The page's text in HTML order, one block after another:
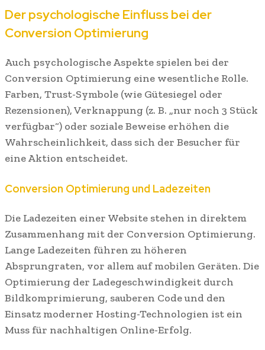
Der psychologische Einfluss bei der
Conversion Optimierung
Auch psychologische Aspekte spielen bei der
Conversion Optimierung eine wesentliche Rolle.
Farben, Trust-Symbole (wie Gütesiegel oder
Rezensionen), Verknappung (z. B. „nur noch 3 Stück
verfügbar“) oder soziale Beweise erhöhen die
Wahrscheinlichkeit, dass sich der Besucher für
eine Aktion entscheidet.
Conversion Optimierung und Ladezeiten
Die Ladezeiten einer Website stehen in direktem
Zusammenhang mit der Conversion Optimierung.
Lange Ladezeiten führen zu höheren
Absprungraten, vor allem auf mobilen Geräten. Die
Optimierung der Ladegeschwindigkeit durch
Bildkomprimierung, sauberen Code und den
Einsatz moderner Hosting-Technologien ist ein
Muss für nachhaltigen Online-Erfolg.